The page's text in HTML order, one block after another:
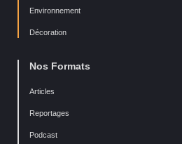
Environnement
Décoration
Nos Formats
Articles
Reportages
Podcast